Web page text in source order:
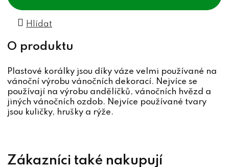
Hlídat
Plastové korálky jsou díky váze velmi používané na
vánoční výrobu vánočních dekorací. Nejvíce se
používají na výrobu andělíčků, vánočních hvězd a
jiných vánočních ozdob. Nejvíce používané tvary
jsou kuličky, hrušky a rýže.